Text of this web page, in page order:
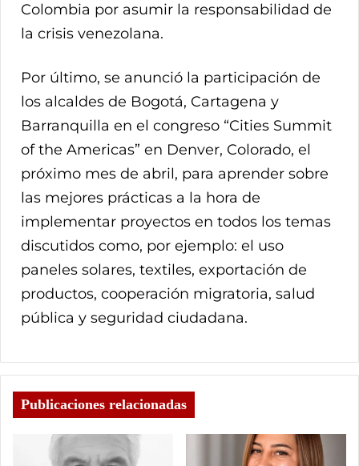
Colombia por asumir la responsabilidad de
la crisis venezolana.
Por último, se anunció la participación de
los alcaldes de Bogotá, Cartagena y
Barranquilla en el congreso “Cities Summit
of the Americas” en Denver, Colorado, el
próximo mes de abril, para aprender sobre
las mejores prácticas a la hora de
implementar proyectos en todos los temas
discutidos como, por ejemplo: el uso
paneles solares, textiles, exportación de
productos, cooperación migratoria, salud
pública y seguridad ciudadana.
Publicaciones relacionadas